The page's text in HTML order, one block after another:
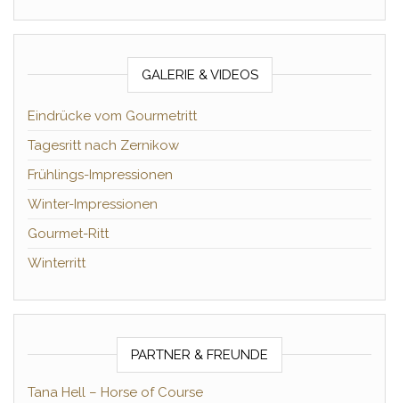
GALERIE & VIDEOS
Eindrücke vom Gourmetritt
Tagesritt nach Zernikow
Frühlings-Impressionen
Winter-Impressionen
Gourmet-Ritt
Winterritt
PARTNER & FREUNDE
Tana Hell – Horse of Course